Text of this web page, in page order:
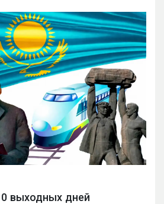
выходных дней